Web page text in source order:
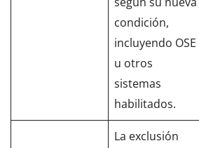
condición,
incluyendo OSE
u otros
sistemas
habilitados.
La exclusión